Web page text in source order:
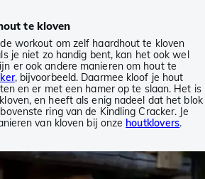
te kloven
workout om zelf haardhout te kloven
je niet zo handig bent, kan het ook wel
er ook andere manieren om hout te
, bijvoorbeeld. Daarmee kloof je hout
en er met een hamer op te slaan. Het is
en heeft als enig nadeel dat het blok
ring van de Kindling Cracker. Je
van kloven bij onze houtklovers.